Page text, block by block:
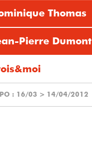
Thomas
Pierre Dumont
: 16/03 > 14/04/2012